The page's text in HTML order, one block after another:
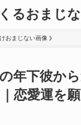
るおまじ
おまじない画像
年下彼か
恋愛運を